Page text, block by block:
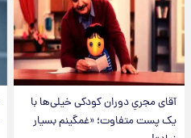
آقای مجریِ دوران کودکی خیلی‌ها با
یک پست متفاوت؛ «غمگینم بسیار